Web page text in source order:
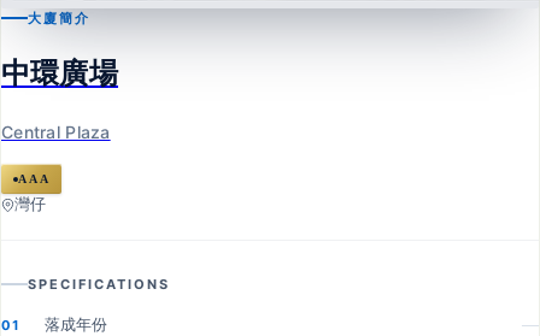
中環廣場
Central Plaza
大廈簡介
中環廣場
Central Plaza
AAA
灣仔
SPECIFICATIONS
01 落成年份 —